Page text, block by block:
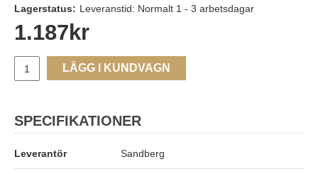
Lagerstatus: Leveranstid: Normalt 1 - 3 arbetsdagar
1.187 kr
LÄGG I KUNDVAGN
SPECIFIKATIONER
Leverantör Sandberg